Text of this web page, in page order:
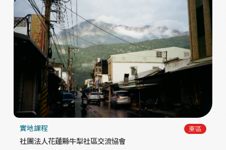
實地課程 東區
社團法人花蓮縣牛犁社區交流協會